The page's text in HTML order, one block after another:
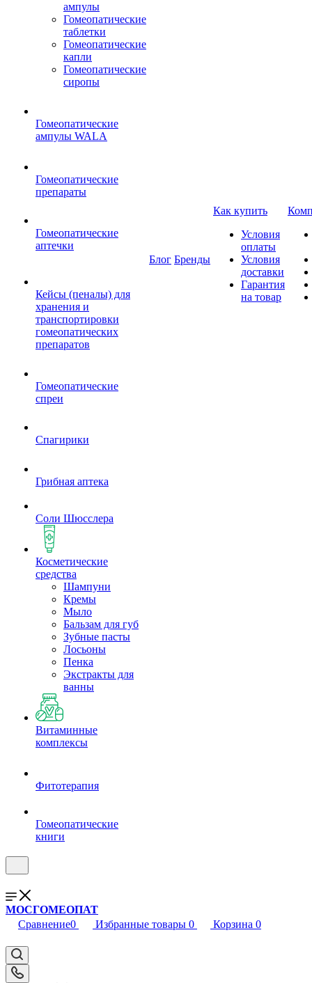
ампулы
Гомеопатические
таблетки
Гомеопатические
капли
Гомеопатические
сиропы
Гомеопатические
ампулы WALA
Гомеопатические
препараты
Гомеопатические
аптечки
Кейсы (пеналы) для
хранения и
транспортировки
гомеопатических
препаратов
Гомеопатические
спреи
Спагирики
Грибная аптека
Соли Шюсслера
Косметические
средства
Шампуни
Кремы
Мыло
Бальзам для губ
Зубные пасты
Лосьоны
Пенка
Экстракты для
ванны
Витаминные
комплексы
Фитотерапия
Гомеопатические
книги
Блог Бренды
Как купить
Условия
оплаты
Условия
доставки
Гарантия
на товар
МОСГОМЕОПАТ
Сравнение0 Избранные товары 0 Корзина 0